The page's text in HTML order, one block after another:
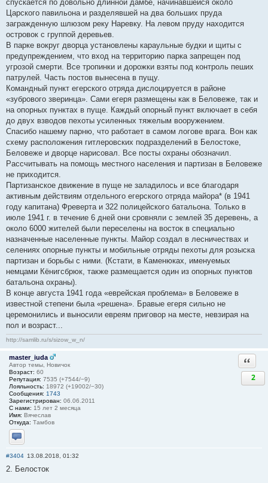
спускается по довольно длинной дамбе, начинавшейся около
Царского павильона и разделявшей на два больших пруда
загражденную шлюзом реку Наревку. На левом пруду находится
островок с группой деревьев.
В парке вокруг дворца установлены караульные будки и щиты с
предупреждением, что вход на территорию парка запрещен под
угрозой смерти. Все тропинки и дорожки взяты под контроль пеших
патрулей. Часть постов вынесена в пущу.
Командный пункт егерского отряда дислоцируется в районе
«зубрового зверинца». Сами егеря размещены как в Беловеже, так и
на опорных пунктах в пуще. Каждый опорный пункт включает в себя
до двух взводов пехоты усиленных тяжелым вооружением.
Спасибо нашему парню, что работает в самом логове врага. Вон как
схему расположения гитлеровских подразделений в Белостоке,
Беловеже и дворце нарисовал. Все посты охраны обозначил.
Рассчитывать на помощь местного населения и партизан в Беловеже
не приходится.
Партизанское движение в пуще не заладилось и все благодаря
активным действиям отдельного егерского отряда майора* (в 1941
году капитана) Фреверта и 322 полицейского батальона. Только в
июле 1941 г. в течение 6 дней они сровняли с землей 35 деревень, а
около 6000 жителей были переселены на восток в специально
назначенные населенные пункты. Майор создал в лесничествах и
селениях опорные пункты и мобильные отряды пехоты для розыска
партизан и борьбы с ними. (Кстати, в Каменюках, именуемых
немцами Кёнигсбрюк, также размещается один из опорных пунктов
батальона охраны).
В конце августа 1941 года «еврейская проблема» в Беловеже в
известной степени была «решена». Бравые егеря сильно не
церемонились и выносили евреям приговор на месте, невзирая на
пол и возраст...
http://samlib.ru/s/sizow_w_n/
master_iuda
Автор темы, Новичок
Возраст: 60
Репутация: 7535 (+7544/−9)
Лояльность: 18972 (+19002/−30)
Сообщения: 1743
Зарегистрирован: 06.06.2011
С нами: 15 лет 2 месяца
Имя: Вячеслав
Откуда: Тамбов
Отправить личное сообщение
2
#3404 13.08.2018, 01:32
2. Белосток